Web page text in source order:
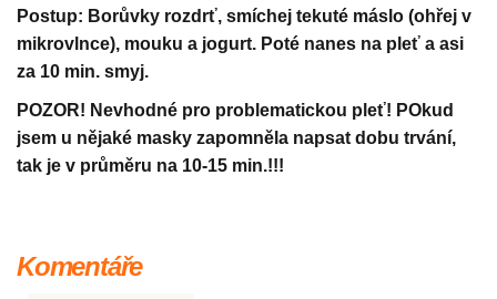
Postup: Borůvky rozdrť, smíchej tekuté máslo (ohřej v
mikrovlnce), mouku a jogurt. Poté nanes na pleť a asi
za 10 min. smyj.
POZOR! Nevhodné pro problematickou pleť! POkud
jsem u nějaké masky zapomněla napsat dobu trvání,
tak je v průměru na 10-15 min.!!!
Komentáře